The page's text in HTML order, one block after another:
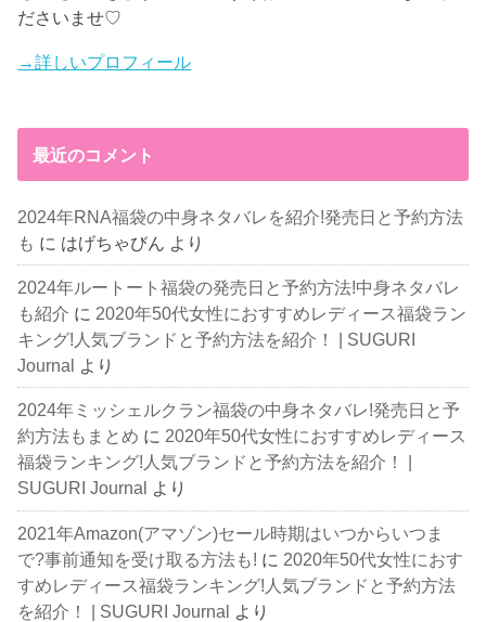
ださいませ♡
→詳しいプロフィール
最近のコメント
2024年RNA福袋の中身ネタバレを紹介!発売日と予約方法
も に はげちゃびん より
2024年ルートート福袋の発売日と予約方法!中身ネタバレ
も紹介 に 2020年50代女性におすすめレディース福袋ラン
キング!人気ブランドと予約方法を紹介！ | SUGURI
Journal より
2024年ミッシェルクラン福袋の中身ネタバレ!発売日と予
約方法もまとめ に 2020年50代女性におすすめレディース
福袋ランキング!人気ブランドと予約方法を紹介！ |
SUGURI Journal
より
2021年Amazon(アマゾン)セール時期はいつからいつま
で?事前通知を受け取る方法も! に 2020年50代女性におす
すめレディース福袋ランキング!人気ブランドと予約方法
を紹介！ | SUGURI Journal より